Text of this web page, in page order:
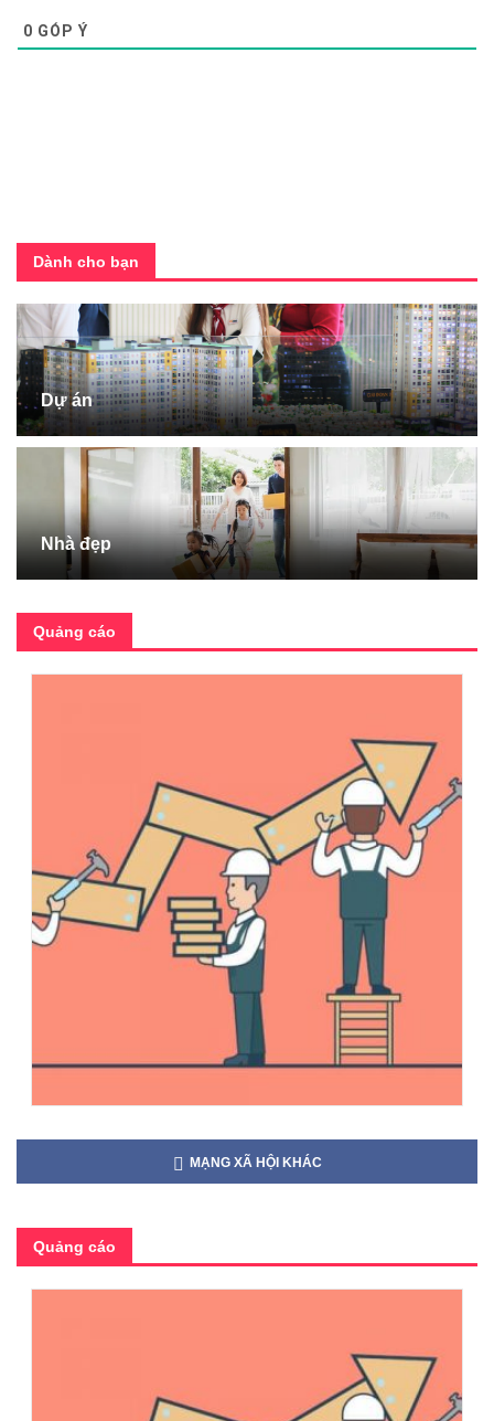
0 GÓP Ý
Dành cho bạn
Dự án
Nhà đẹp
Quảng cáo
MẠNG XÃ HỘI KHÁC
Quảng cáo